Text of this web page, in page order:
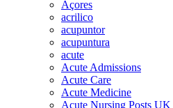
Açores
acrilico
acupuntor
acupuntura
acute
Acute Admissions
Acute Care
Acute Medicine
Acute Nursing Posts UK